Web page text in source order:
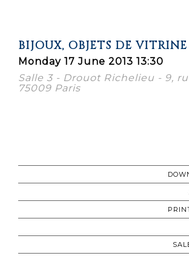
BIJOUX, OBJETS DE VITRINE
Monday 17 June 2013 13:30
Salle 3 - Drouot Richelieu - 9,
75009 Paris